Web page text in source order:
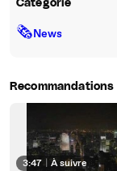
Catégorie
🗞News
Recommandations
3:47 À suivre